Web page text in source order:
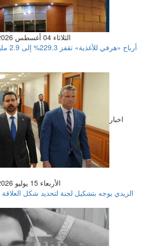
الثلاثاء 04 أغسطس 2026 12:28 صباحاً
أرباح
اخبار
الأربعاء 15 يوليو 2026 02:57 صباحاً
الزيدي يوجه بتشكيل لجنة لتحديد شكل العلاقة